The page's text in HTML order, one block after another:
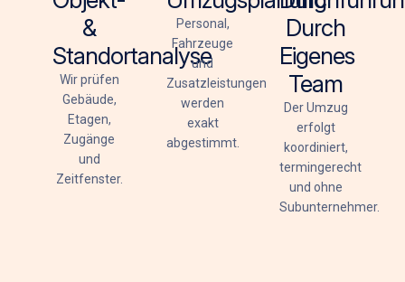
&
Standortanalyse
Wir prüfen
Gebäude,
Etagen,
Zugänge
und
Zeitfenster.
Personal,
Fahrzeuge
und
Zusatzleistungen
werden
exakt
abgestimmt.
Durch
Eigenes
Team
Der Umzug
erfolgt
koordiniert,
termingerecht
und ohne
Subunternehmer.